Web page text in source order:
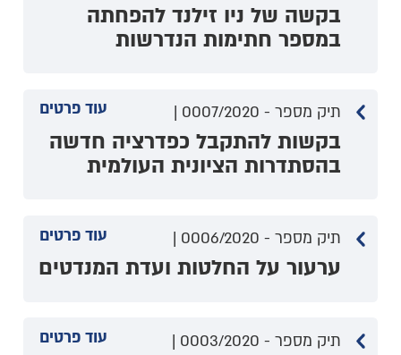
בקשה של ניו זילנד להפחתה
במספר חתימות הנדרשות
עוד פרטים תיק מספר - 0007/2020 |
בקשות להתקבל כפדרציה חדשה
בהסתדרות הציונית העולמית
עוד פרטים תיק מספר - 0006/2020 |
ערעור על החלטות ועדת המנדטים
עוד פרטים תיק מספר - 0003/2020 |